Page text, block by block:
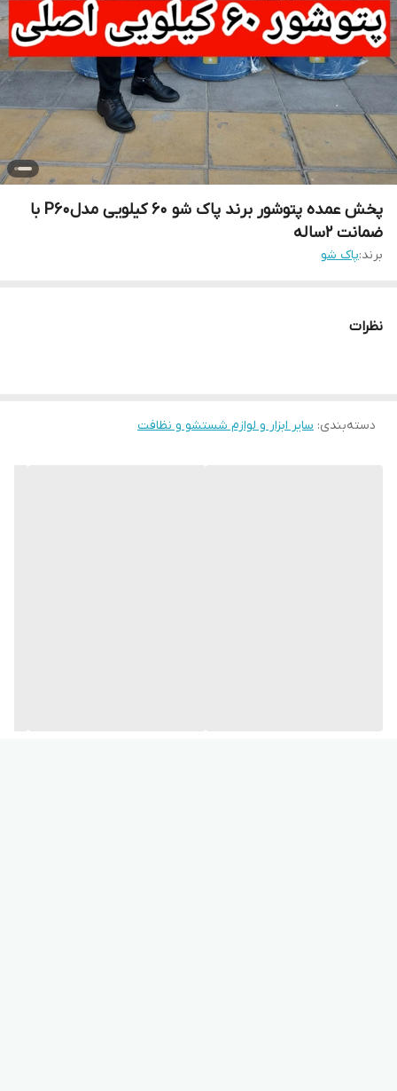
پخش عمده پتوشور برند پاک شو ۶۰ کیلویی مدلP60 با
ضمانت ۲ساله
برند:پاک شو
نظرات
دسته‌بندی: سایر ابزار و لوازم شستشو و نظافت